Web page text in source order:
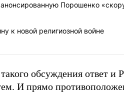
Порошенко
к новой религиозной войне
такого обсуждения
И прямо